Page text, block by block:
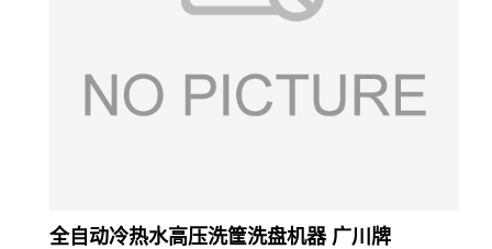
全自动冷热水高压洗筐洗盘机器 广川牌